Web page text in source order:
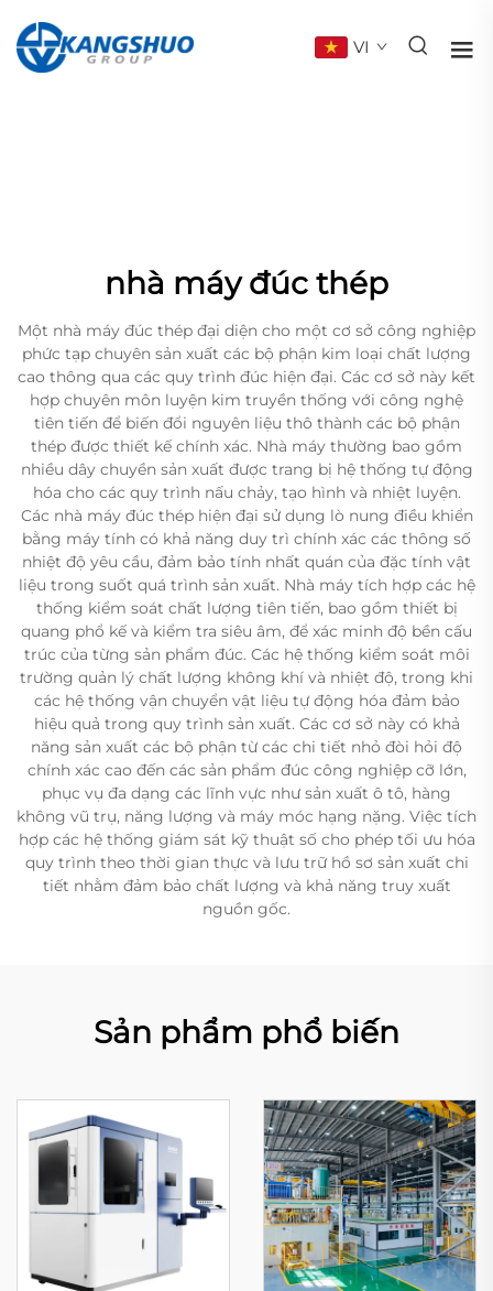
VI
nhà máy đúc thép
Một nhà máy đúc thép đại diện cho một cơ sở công nghiệp
phức tạp chuyên sản xuất các bộ phận kim loại chất lượng
cao thông qua các quy trình đúc hiện đại. Các cơ sở này kết
hợp chuyên môn luyện kim truyền thống với công nghệ
tiên tiến để biến đổi nguyên liệu thô thành các bộ phận
thép được thiết kế chính xác. Nhà máy thường bao gồm
nhiều dây chuyền sản xuất được trang bị hệ thống tự động
hóa cho các quy trình nấu chảy, tạo hình và nhiệt luyện.
Các nhà máy đúc thép hiện đại sử dụng lò nung điều khiển
bằng máy tính có khả năng duy trì chính xác các thông số
nhiệt độ yêu cầu, đảm bảo tính nhất quán của đặc tính vật
liệu trong suốt quá trình sản xuất. Nhà máy tích hợp các hệ
thống kiểm soát chất lượng tiên tiến, bao gồm thiết bị
quang phổ kế và kiểm tra siêu âm, để xác minh độ bền cấu
trúc của từng sản phẩm đúc. Các hệ thống kiểm soát môi
trường quản lý chất lượng không khí và nhiệt độ, trong khi
các hệ thống vận chuyển vật liệu tự động hóa đảm bảo
hiệu quả trong quy trình sản xuất. Các cơ sở này có khả
năng sản xuất các bộ phận từ các chi tiết nhỏ đòi hỏi độ
chính xác cao đến các sản phẩm đúc công nghiệp cỡ lớn,
phục vụ đa dạng các lĩnh vực như sản xuất ô tô, hàng
không vũ trụ, năng lượng và máy móc hạng nặng. Việc tích
hợp các hệ thống giám sát kỹ thuật số cho phép tối ưu hóa
quy trình theo thời gian thực và lưu trữ hồ sơ sản xuất chi
tiết nhằm đảm bảo chất lượng và khả năng truy xuất
nguồn gốc.
Sản phẩm phổ biến